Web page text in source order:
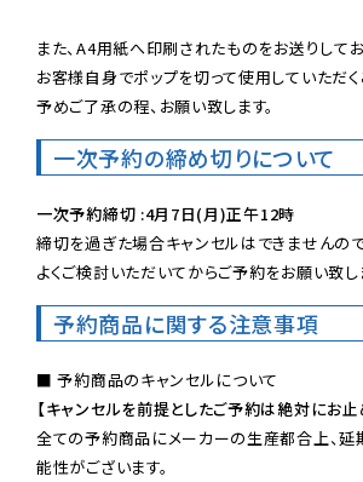
また、A4用紙へ印刷されたものをお送りしてお
お客様自身でポップを切って使用していただく
予めご了承の程、お願い致します。
一次予約の締め切りについて
一次予約締切 :4月7日(月)正午12時
締切を過ぎた場合キャンセルはできませんの
よくご検討いただいてからご予約をお願い致し
予約商品に関する注意事項
【キャンセルを前提としたご予約は絶対にお止
全ての予約商品にメーカーの生産都合上、延
能性がございます。